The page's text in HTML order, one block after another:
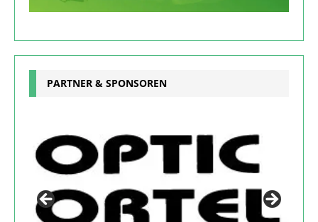
PARTNER & SPONSOREN